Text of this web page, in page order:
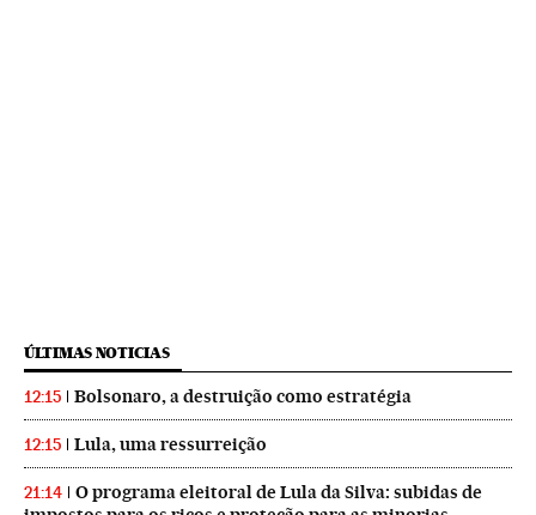
ÚLTIMAS NOTICIAS
12:15 Bolsonaro, a destruição como estratégia
12:15 Lula, uma ressurreição
21:14
O programa eleitoral de Lula da Silva: subidas de